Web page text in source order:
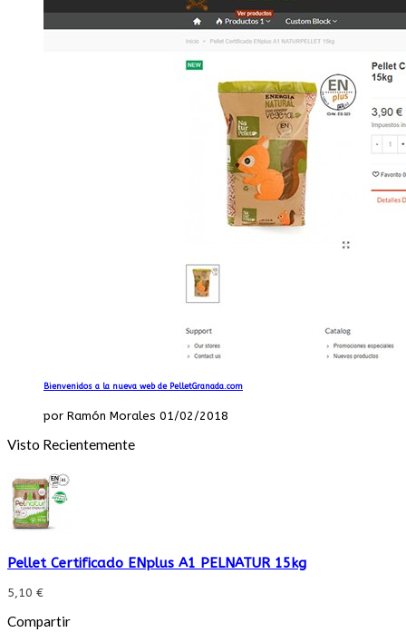
Bienvenidos a la nueva web de PelletGranada.com
por Ramón Morales 01/02/2018
Visto Recientemente
Pellet Certificado ENplus A1 PELNATUR 15kg
5,10 €
Compartir